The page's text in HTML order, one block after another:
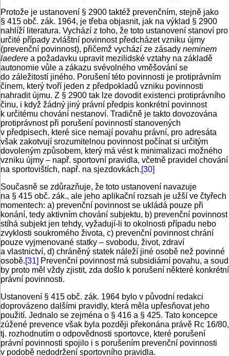
Protože je ustanovení § 2900 taktéž prevenčním, stejně jako
§ 415 obč. zák. 1964, je třeba objasnit, jak na výklad § 2900
nahlíží literatura. Vychází z toho, že toto ustanovení stanoví pro
určité případy zvláštní povinnost předcházet vzniku újmy
(prevenční povinnost), přičemž vychází ze zásady neminem
laedere a požadavku upravit mezilidské vztahy na základě
autonomie vůle a zákazu svévolného vměšování se
do záležitostí jiného. Porušení této povinnosti je protiprávním
činem, který tvoří jeden z předpokladů vzniku povinnosti
nahradit újmu. Z § 2900 tak lze dovodit existenci protiprávního
činu, i když žádný jiný právní předpis konkrétní povinnost
k určitému chování nestanoví. Tradičně je takto dovozována
protiprávnost při porušení povinností stanovených
v předpisech, které sice nemají povahu právní, pro adresáta
však zakotvují srozumitelnou povinnost počínat si určitým
dovoleným způsobem, který má vést k minimalizaci možného
vzniku újmy – např. sportovní pravidla, včetně pravidel chování
na sportovištích, např. na sjezdovkách.[30]
Současně se zdůrazňuje, že toto ustanovení navazuje
na § 415 obč. zák., ale jeho aplikační rozsah je užší ve čtyřech
momentech: a) prevenční povinnost se ukládá pouze při
konání, tedy aktivním chování subjektu, b) prevenční povinnost
stíhá subjekt jen tehdy, vyžadují-li to okolnosti případu nebo
zvyklosti soukromého života, c) prevenční povinnost chrání
pouze vyjmenované statky – svobodu, život, zdraví
a vlastnictví, d) chráněný statek náleží jiné osobě než povinné
osobě.[31] Prevenční povinnost má subsidiární povahu, a soud
by proto měl vždy zjistit, zda došlo k porušení některé konkrétní
právní povinnosti.
Ustanovení § 415 obč. zák. 1964 bylo v původní redakci
doprovázeno dalšími pravidly, která měla upřesňovat jeho
použití. Jednalo se zejména o § 416 a § 425. Tato koncepce
zúžené prevence však byla později překonána právě Rc 16/80,
tj. rozhodnutím o odpovědnosti sportovce, které porušení
právní povinnosti spojilo i s porušením prevenční povinnosti
v podobě nedodržení sportovního pravidla.